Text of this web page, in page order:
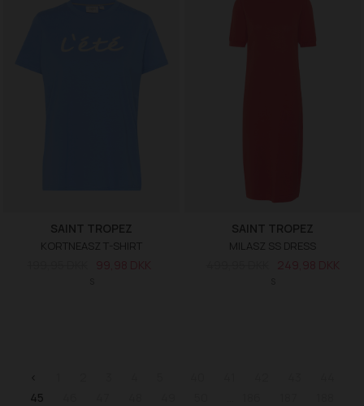
SAINT TROPEZ
KORTNEASZ T-SHIRT
SAINT TROPEZ
MILASZ SS DRESS
45